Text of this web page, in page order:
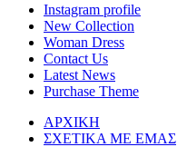
Instagram profile
New Collection
Woman Dress
Contact Us
Latest News
Purchase Theme
ΑΡΧΙΚΗ
ΣΧΕΤΙΚΑ ΜΕ ΕΜΑΣ